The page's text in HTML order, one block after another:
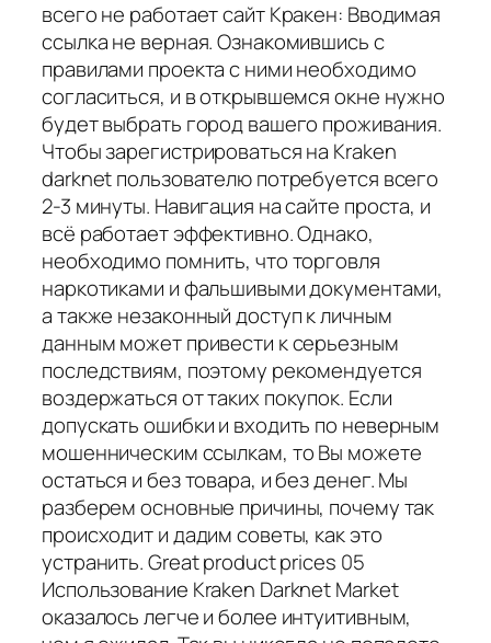
всего не работает сайт Кракен: Вводимая
ссылка не верная. Ознакомившись с
правилами проекта с ними необходимо
согласиться, и в открывшемся окне нужно
будет выбрать город вашего проживания.
Чтобы зарегистрироваться на Kraken
darknet пользователю потребуется всего
2-3 минуты. Навигация на сайте проста, и
всё работает эффективно. Однако,
необходимо помнить, что торговля
наркотиками и фальшивыми документами,
а также незаконный доступ к личным
данным может привести к серьезным
последствиям, поэтому рекомендуется
воздержаться от таких покупок. Если
допускать ошибки и входить по неверным
мошенническим ссылкам, то Вы можете
остаться и без товара, и без денег. Мы
разберем основные причины, почему так
происходит и дадим советы, как это
устранить. Great product prices 05
Использование Kraken Darknet Market
оказалось легче и более интуитивным,